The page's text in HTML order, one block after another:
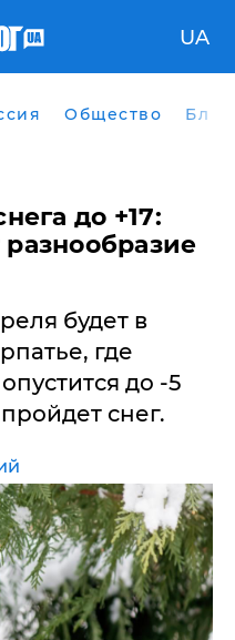
UA
Общество
до +17:
будет в
где
до -5
снег.